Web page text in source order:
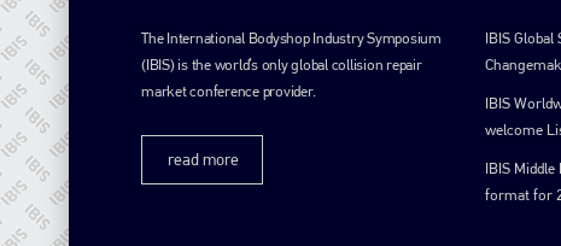
The International Bodyshop Industry Symposium
(IBIS) is the world’s only global collision repair
market conference provider.
read more
IBIS
IBIS
welcome
IBIS
format for